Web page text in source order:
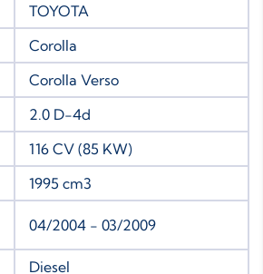
TOYOTA
Corolla
Corolla Verso
2.0 D-4d
116 CV (85 KW)
1995 cm3
04/2004 - 03/2009
Diesel